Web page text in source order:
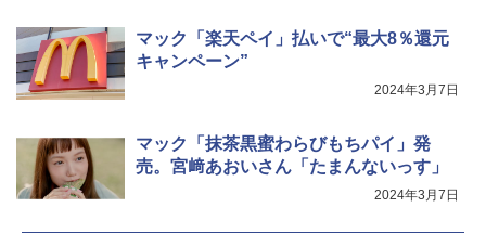
AX-XJ1-B ブラック 30L 2段調理 コンベ
クション トースト機能
マック「楽天ペイ」払いで“最大8％還元
キャンペーン”
2024年3月7日
マック「抹茶黒蜜わらびもちパイ」発
売。宮﨑あおいさん「たまんないっす」
2024年3月7日